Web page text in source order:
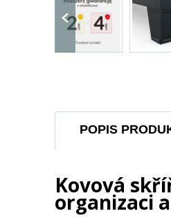
POPIS
Kovová
organizaci